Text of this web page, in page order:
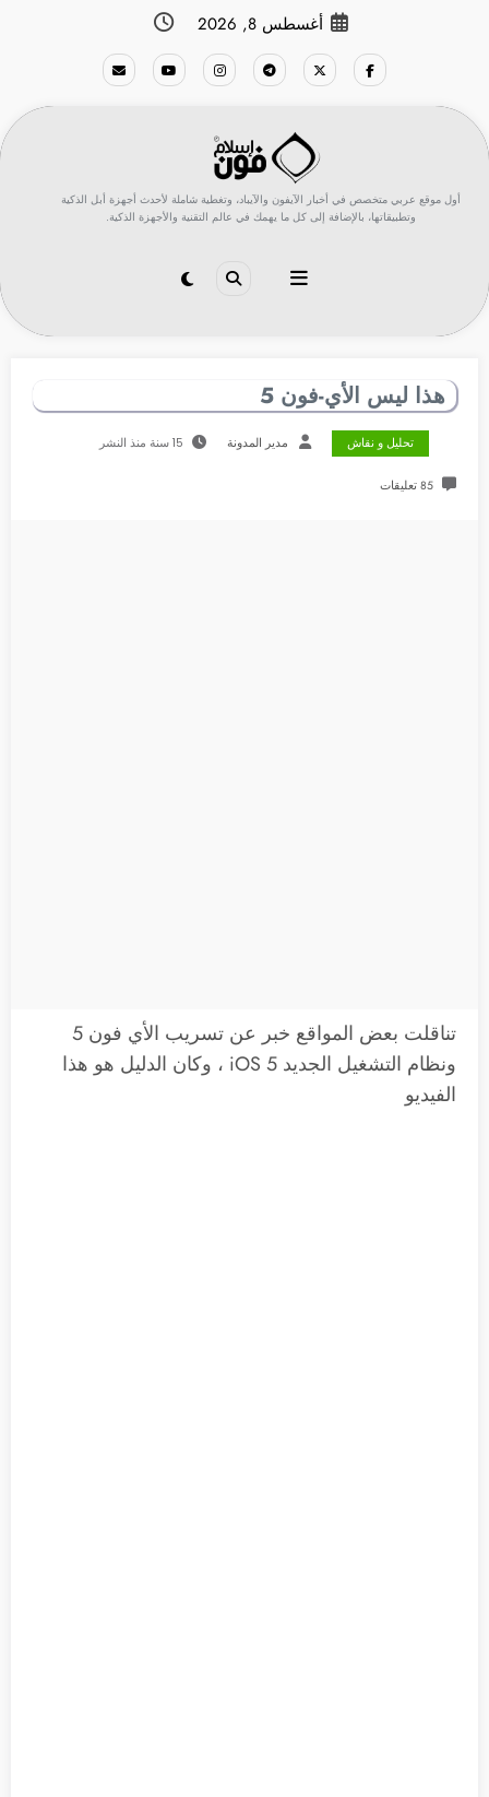
أغسطس 8, 2026
أول موقع عربي متخصص في أخبار الآيفون والآيباد، وتغطية شاملة لأحدث أجهزة أبل الذكية
وتطبيقاتها، بالإضافة إلى كل ما يهمك في عالم التقنية والأجهزة الذكية.
هذا ليس الأي-فون 5
تحليل و نقاش مدير المدونة 15 سنة منذ النشر
85 تعليقات
تناقلت بعض المواقع خبر عن تسريب الأي فون 5
ونظام التشغيل الجديد iOS 5 ، وكان الدليل هو هذا
الفيديو